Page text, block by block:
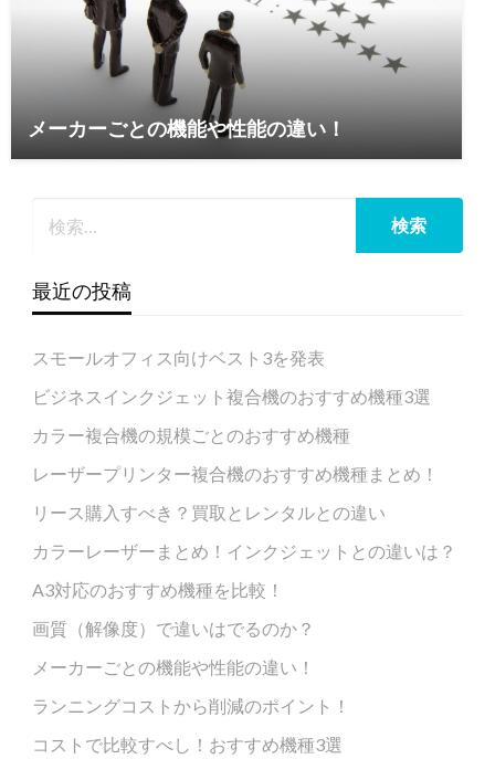
メーカーごとの機能や性能の違い！
最近の投稿
スモールオフィス向けベスト3を発表
ビジネスインクジェット複合機のおすすめ機種3選
カラー複合機の規模ごとのおすすめ機種
レーザープリンター複合機のおすすめ機種まとめ！
リース購入すべき？買取とレンタルとの違い
カラーレーザーまとめ！インクジェットとの違いは？
A3対応のおすすめ機種を比較！
画質（解像度）で違いはでるのか？
メーカーごとの機能や性能の違い！
ランニングコストから削減のポイント！
コストで比較すべし！おすすめ機種3選